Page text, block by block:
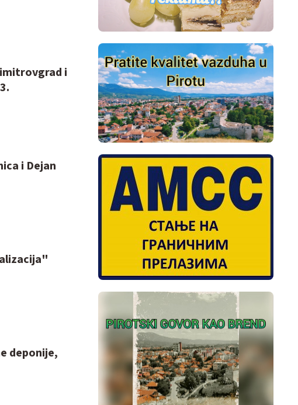
i
i Dejan
deponije,